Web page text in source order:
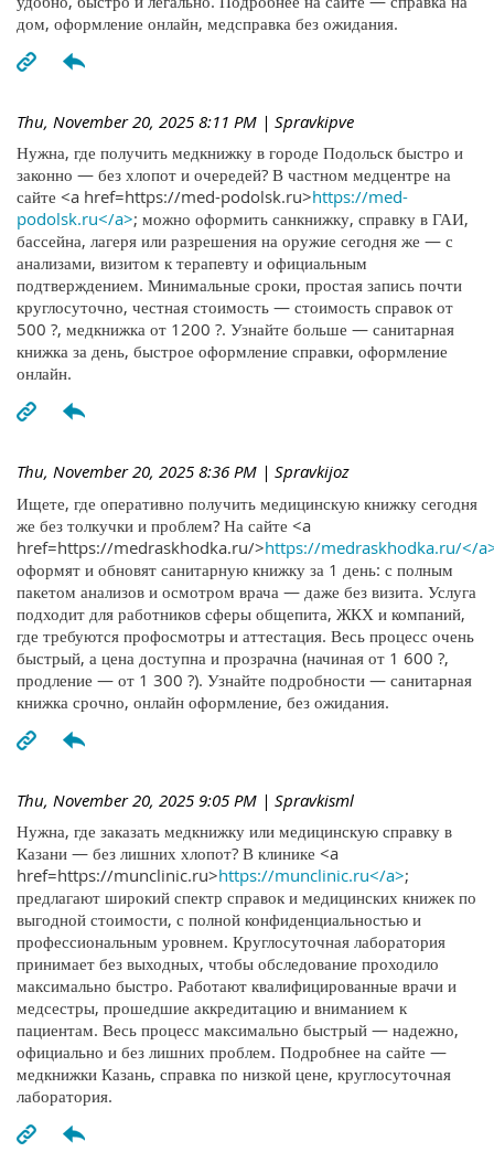
дом, оформление онлайн, медсправка без ожидания.
Thu, November 20, 2025 8:11 PM | Spravkipve
Нужна, где получить медкнижку в городе Подольск быстро и
законно — без хлопот и очередей? В частном медцентре на
сайте <a href=https://med-podolsk.ru>https://med-
podolsk.ru</a>; можно оформить санкнижку, справку в ГАИ,
бассейна, лагеря или разрешения на оружие сегодня же — с
анализами, визитом к терапевту и официальным
подтверждением. Минимальные сроки, простая запись почти
круглосуточно, честная стоимость — стоимость справок от
500 ?, медкнижка от 1200 ?. Узнайте больше — санитарная
книжка за день, быстрое оформление справки, оформление
онлайн.
Thu, November 20, 2025 8:36 PM | Spravkijoz
Ищете, где оперативно получить медицинскую книжку сегодня
же без толкучки и проблем? На сайте <a
href=https://medraskhodka.ru/>https://medraskhodka.ru/</
оформят и обновят санитарную книжку за 1 день: с полным
пакетом анализов и осмотром врача — даже без визита. Услуга
подходит для работников сферы общепита, ЖКХ и компаний,
где требуются профосмотры и аттестация. Весь процесс очень
быстрый, а цена доступна и прозрачна (начиная от 1 600 ?,
продление — от 1 300 ?). Узнайте подробности — санитарная
книжка срочно, онлайн оформление, без ожидания.
Thu, November 20, 2025 9:05 PM | Spravkisml
Нужна, где заказать медкнижку или медицинскую справку в
Казани — без лишних хлопот? В клинике <a
href=https://munclinic.ru>https://munclinic.ru</a>;
предлагают широкий спектр справок и медицинских книжек по
выгодной стоимости, с полной конфиденциальностью и
профессиональным уровнем. Круглосуточная лаборатория
принимает без выходных, чтобы обследование проходило
максимально быстро. Работают квалифицированные врачи и
медсестры, прошедшие аккредитацию и вниманием к
пациентам. Весь процесс максимально быстрый — надежно,
официально и без лишних проблем. Подробнее на сайте —
медкнижки Казань, справка по низкой цене, круглосуточная
лаборатория.